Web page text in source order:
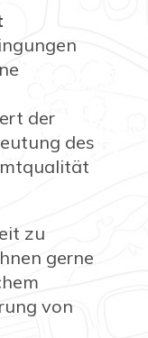
der
des
zu
gerne
von